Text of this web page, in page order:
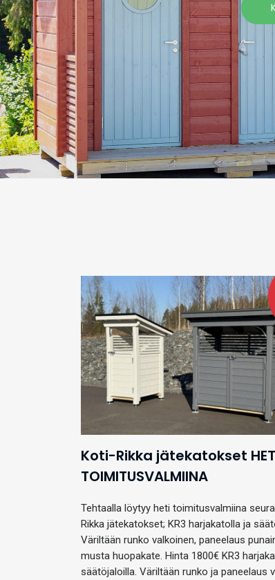
Koti-Rikka jätekatokset
TOIMITUSVALMIINA
Tehtaalla löytyy heti toimitusvalmiina
Rikka jätekatokset; KR3 harjakatolla ja
Väriltään runko valkoinen, paneelaus
musta huopakate. Hinta 1800€ KR3
säätöjaloilla. Väriltään runko ja paneelaus